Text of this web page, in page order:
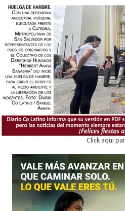
Click aqui